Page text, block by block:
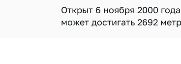
Открыт 6 ноября 2000
может достигать 2692